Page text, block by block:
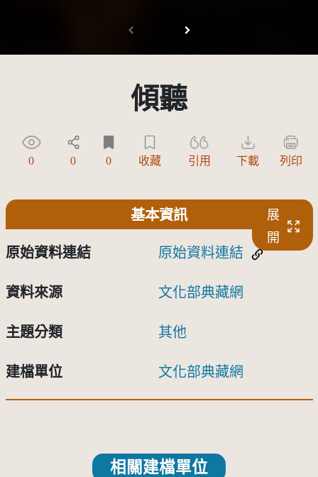
傾聽
0 0 0 收藏 引用 下載 列印
基本資訊
展
開
原始資料連結 原始資料連結
資料來源 文化部典藏網
主題分類 其他
建檔單位 文化部典藏網
相關建檔單位